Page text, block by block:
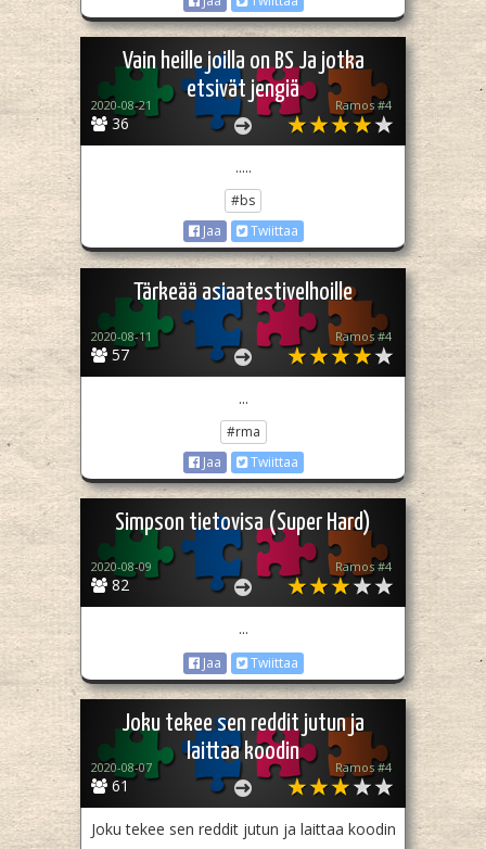
Vain heille joilla on BS Ja jotka
etsivät jengiä
36
2020-08-21 Ramos #4
.....
#bs
Jaa
Twiittaa
Tärkeää asiaatestivelhoille
57
2020-08-11 Ramos #4
...
#rma
Jaa
Twiittaa
Simpson tietovisa (Super Hard)
82
2020-08-09 Ramos #4
...
Jaa Twiittaa
Joku tekee sen reddit jutun ja
laittaa koodin
61
2020-08-07 Ramos #4
Joku tekee sen reddit jutun ja laittaa koodin